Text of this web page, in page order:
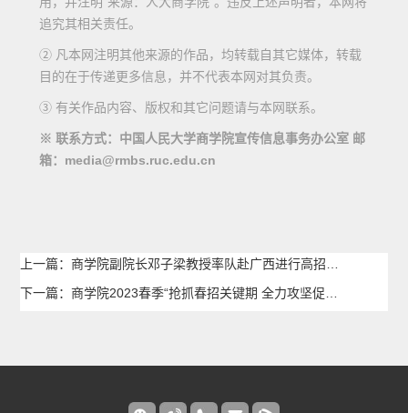
追究其相关责任。
② 凡本网注明其他来源的作品，均转载自其它媒体，转载
目的在于传递更多信息，并不代表本网对其负责。
③ 有关作品内容、版权和其它问题请与本网联系。
※ 联系方式：中国人民大学商学院宣传信息事务办公室 邮
箱：media@rmbs.ruc.edu.cn